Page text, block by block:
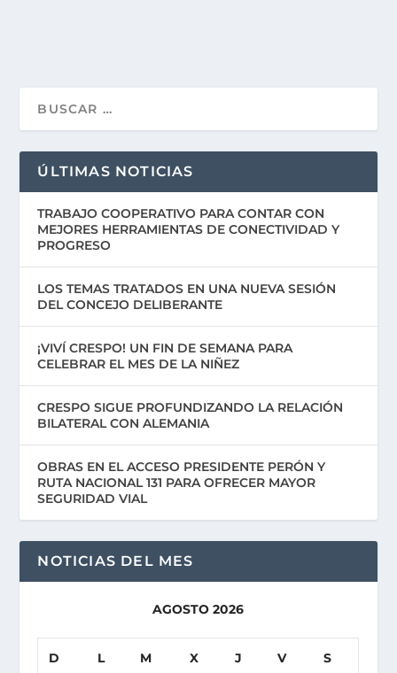
ÚLTIMAS NOTICIAS
TRABAJO COOPERATIVO PARA CONTAR CON
MEJORES HERRAMIENTAS DE CONECTIVIDAD Y
PROGRESO
LOS TEMAS TRATADOS EN UNA NUEVA SESIÓN
DEL CONCEJO DELIBERANTE
¡VIVÍ CRESPO! UN FIN DE SEMANA PARA
CELEBRAR EL MES DE LA NIÑEZ
CRESPO SIGUE PROFUNDIZANDO LA RELACIÓN
BILATERAL CON ALEMANIA
OBRAS EN EL ACCESO PRESIDENTE PERÓN Y
RUTA NACIONAL 131 PARA OFRECER MAYOR
SEGURIDAD VIAL
NOTICIAS DEL MES
AGOSTO 2026
D L M X J V S